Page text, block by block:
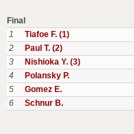
Final
1
Tiafoe F. (1)
2
Paul T. (2)
3
Nishioka Y. (3)
4
Polansky P.
5
Gomez E.
6
Schnur B.